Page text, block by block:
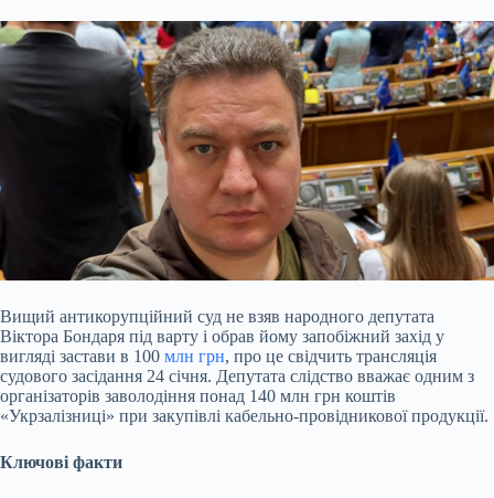
Вищий антикорупційний суд не взяв народного депутата
Віктора Бондаря під варту і обрав йому запобіжний захід у
вигляді застави в 100 млн грн, про це свідчить трансляція
судового засідання 24 січня. Депутата слідство вважає одним з
організаторів заволодіння понад 140 млн грн коштів
«Укрзалізниці» при закупівлі кабельно-провідникової продукції.
Ключові факти